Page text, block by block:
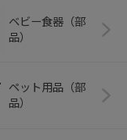
ベビー食器（部
品）
ペット用品（部
品）